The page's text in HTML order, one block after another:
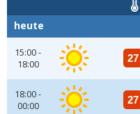
heute
15:00 -
18:00
27
18:00 -
00:00
27